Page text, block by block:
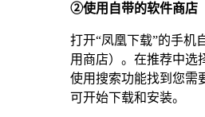
②使用自带的软件商店
打开“凤凰下载”的手机
用商店）。在推荐中选
使用搜索功能找到您需
可开始下载和安装。